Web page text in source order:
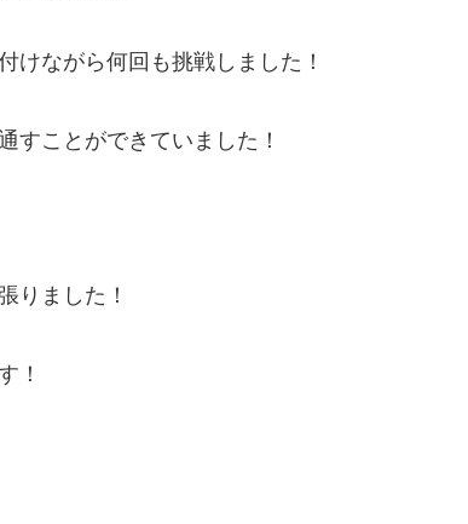
けながら何回も挑戦しました！
すことができていました！
りました！
！